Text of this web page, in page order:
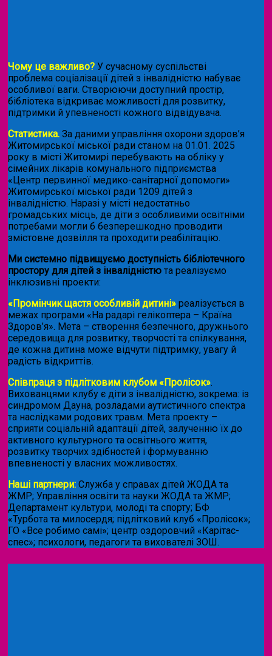
Чому це важливо? У сучасному суспільстві
проблема соціалізації дітей з інвалідністю набуває
особливої ваги. Створюючи доступний простір,
бібліотека відкриває можливості для розвитку,
підтримки й упевненості кожного відвідувача.
Статистика. За даними управління охорони здоров’я
Житомирської міської ради станом на 01.01. 2025
року в місті Житомирі перебувають на обліку у
сімейних лікарів комунального підприємства
«Центр первинної медико-санітарної допомоги»
Житомирської міської ради 1209 дітей з
інвалідністю. Наразі у місті недостатньо
громадських місць, де діти з особливими освітніми
потребами могли б безперешкодно проводити
змістовне дозвілля та проходити реабілітацію.
Ми системно підвищуємо доступність бібліотечного
простору для дітей з інвалідністю та реалізуємо
інклюзивні проекти:
«Промінчик щастя особливій дитині» реалізується в
межах програми «На радарі гелікоптера – Країна
Здоров’я». Мета – створення безпечного, дружнього
середовища для розвитку, творчості та спілкування,
де кожна дитина може відчути підтримку, увагу й
радість відкриттів.
Співпраця з підлітковим клубом «Пролісок».
Вихованцями клубу є діти з інвалідністю, зокрема: із
синдромом Дауна, розладами аутистичного спектра
та наслідками родових травм. Мета проекту –
сприяти соціальній адаптації дітей, залученню їх до
активного культурного та освітнього життя,
розвитку творчих здібностей і формуванню
впевненості у власних можливостях.
Наші партнери: Служба у справах дітей ЖОДА та
ЖМР; Управління освіти та науки ЖОДА та ЖМР;
Департамент культури, молоді та спорту; БФ
«Турбота та милосердя; підлітковий клуб «Пролісок»;
ГО «Все робимо самі»; центр оздоровчий «Карітас-
спес»; психологи, педагоги та вихователі ЗОШ.